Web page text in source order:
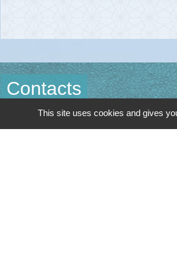
Contacts
Commune de Cambon d'Albi
4, place de la Mairie
This site uses cookies and gives